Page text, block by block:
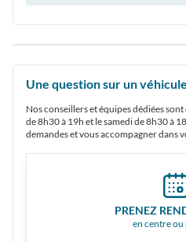
Une question sur un
Nos conseillers et équipes dédiées
de 8h30 à 19h et le samedi de 8h30 à
demandes et vous accompagner dans
PRENEZ
en centre ou